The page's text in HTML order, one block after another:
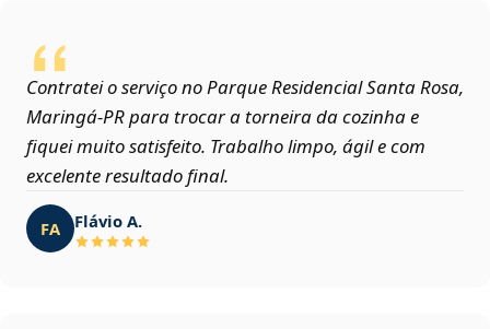
Contratei o serviço no Parque Residencial Santa Rosa,
Maringá‑PR para trocar a torneira da cozinha e
fiquei muito satisfeito. Trabalho limpo, ágil e com
excelente resultado final.
FA Flávio A.